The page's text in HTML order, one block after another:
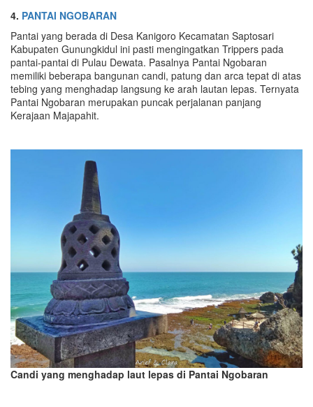
4. PANTAI NGOBARAN
Pantai yang berada di Desa Kanigoro Kecamatan Saptosari
Kabupaten Gunungkidul ini pasti mengingatkan Trippers pada
pantai-pantai di Pulau Dewata. Pasalnya Pantai Ngobaran
memiliki beberapa bangunan candi, patung dan arca tepat di atas
tebing yang menghadap langsung ke arah lautan lepas. Ternyata
Pantai Ngobaran merupakan puncak perjalanan panjang
Kerajaan Majapahit.
Candi yang menghadap laut lepas di Pantai Ngobaran